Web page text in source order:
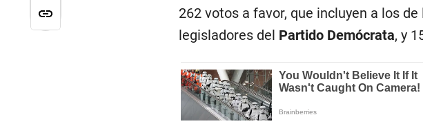
262 votos a favor, que incluyen a los
legisladores del Partido Demócrata, y